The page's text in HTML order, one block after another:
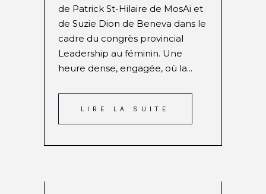
de Patrick St-Hilaire de MosAi et
de Suzie Dion de Beneva dans le
cadre du congrès provincial
Leadership au féminin. Une
heure dense, engagée, où la...
LIRE LA SUITE